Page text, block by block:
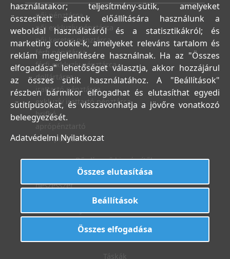
női pénztárca
női exkluzív pénztárca
női keretes pénztárca
férfi pénztárca
férfi exkluzív pénztárca
dollártárca
irattartó pénztárca
exkluzív irattartó pénztárca
brifkó
aprópénztartó
RFID pénztárca
Bőrdíszmű kiegészítők
neszesszer
exkluzív kártyatartó
RFID KÁRTYATARTÓ
Táskák
használatakor; teljesítmény-sütik, amelyeket
összesített adatok előállítására használunk a
weboldal használatáról és a statisztikákról; és
marketing cookie-k, amelyeket releváns tartalom és
reklám megjelenítésére használnak. Ha az "Összes
elfogadása" lehetőséget választja, akkor hozzájárul
az összes sütik használatához. A "Beállítások"
részben bármikor elfogadhat és elutasíthat egyedi
sütitípusokat, és visszavonhatja a jövőre vonatkozó
beleegyezését.
Adatvédelmi Nyilatkozat
Összes elutasítása
Beállítások
Összes elfogadása